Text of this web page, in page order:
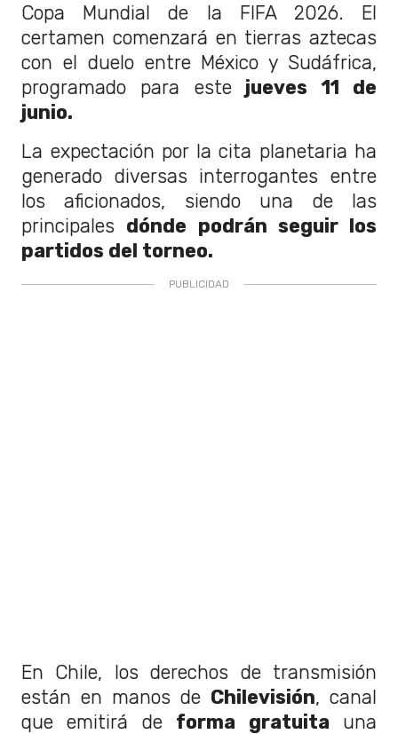
Copa Mundial de la FIFA 2026. El
certamen comenzará en tierras aztecas
con el duelo entre México y Sudáfrica,
programado para estejueves 11 de
junio.
La expectación por la cita planetaria ha
generado diversas interrogantes entre
los aficionados, siendo una de las
principales dónde podrán seguir los
partidos del torneo.
En Chile, los derechos de transmisión
están en manos de Chilevisión, canal
que emitirá de forma gratuita una